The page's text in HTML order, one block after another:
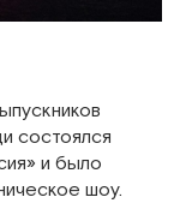
состоялся
и было
шоу.